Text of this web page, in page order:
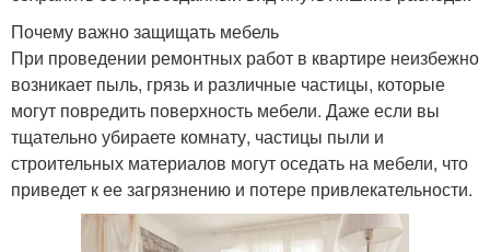
Почему важно защищать мебель
При проведении ремонтных работ в квартире неизбежно
возникает пыль, грязь и различные частицы, которые
могут повредить поверхность мебели. Даже если вы
тщательно убираете комнату, частицы пыли и
строительных материалов могут оседать на мебели, что
приведет к ее загрязнению и потере привлекательности.